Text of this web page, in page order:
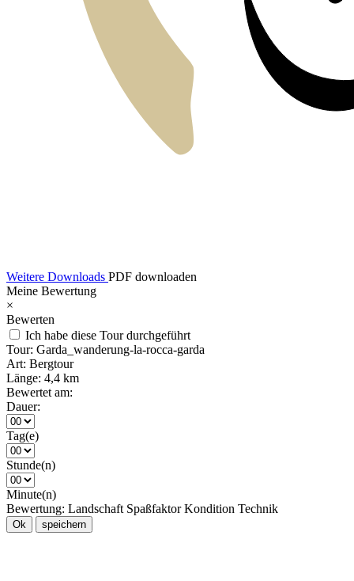
Weitere Downloads PDF downloaden
Meine Bewertung
×
Bewerten
Ich habe diese Tour durchgeführt
Tour: Garda_wanderung-la-rocca-garda
Art: Bergtour
Länge: 4,4 km
Bewertet am:
Dauer:
Tag(e)
Stunde(n)
Minute(n)
Bewertung: Landschaft Spaßfaktor Kondition Technik
Ok speichern